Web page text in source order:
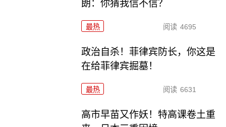
朗：你猜我信不信？
最热 阅读 4695
政治自杀！菲律宾防长，你这是
在给菲律宾掘墓！
最热 阅读 6631
高市早苗又作妖！特高课卷土重